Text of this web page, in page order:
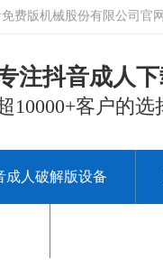
版机械股份有限公司官网
注抖音成人
10000+客户的选
成人破解版设备